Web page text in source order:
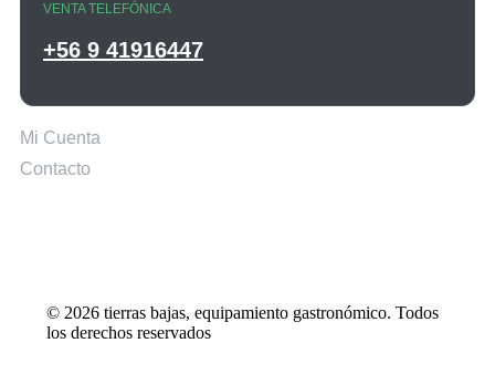
VENTA TELEFÓNICA
+56 9 41916447
Mi Cuenta
Contacto
© 2026 tierras bajas, equipamiento gastronómico. Todos
los derechos reservados